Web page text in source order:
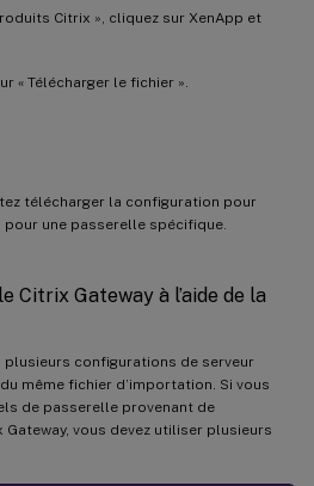
Citrix », cliquez sur XenApp et
« Télécharger le fichier ».
télécharger la configuration pour
une passerelle spécifique.
Citrix Gateway à l’aide de la
plusieurs configurations de serveur
même fichier d’importation. Si vous
de passerelle provenant de
vous devez utiliser plusieurs